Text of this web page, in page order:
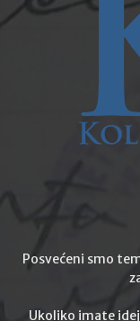
Posvećeni smo
Ukoliko imate